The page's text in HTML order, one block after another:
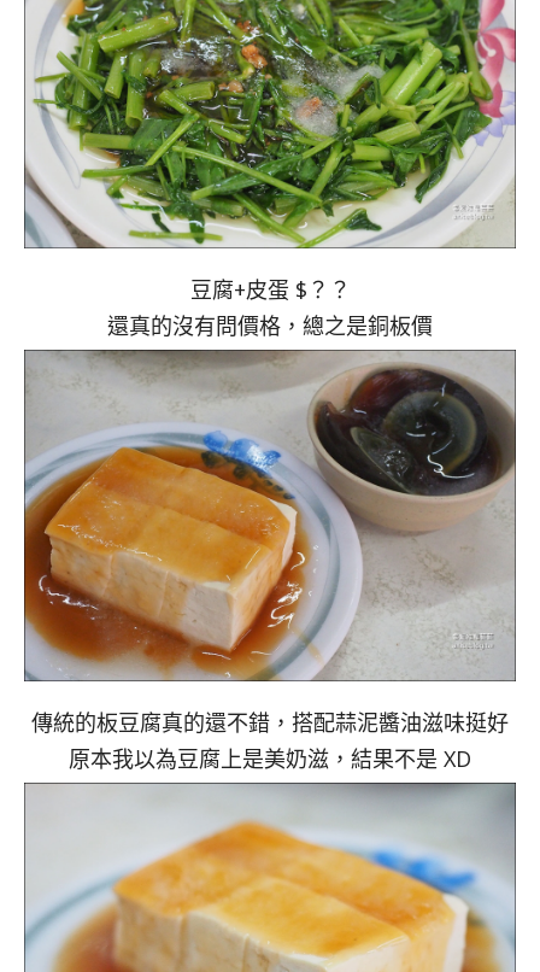
豆腐+皮蛋 $？？
還真的沒有問價格，總之是銅板價
傳統的板豆腐真的還不錯，搭配蒜泥醬油滋味挺好
原本我以為豆腐上是美奶滋，結果不是 XD